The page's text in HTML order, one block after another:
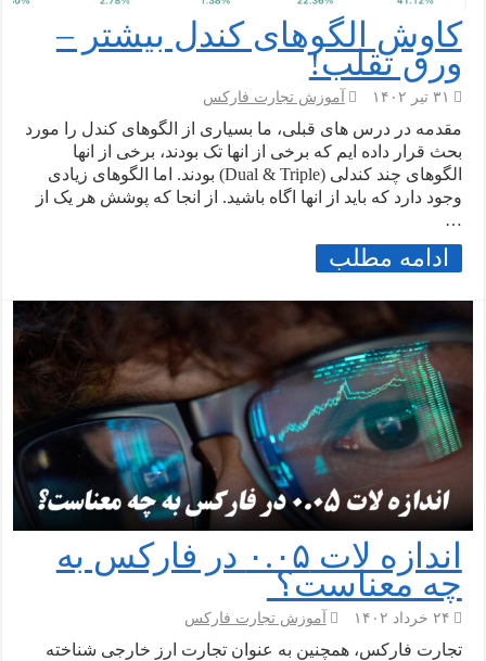
کاوش الگوهای کندل بیشتر –
ورق تقلب!
۳۱ تیر ۱۴۰۲ آموزش تجارت فارکس
مقدمه در درس های قبلی، ما بسیاری از الگوهای کندل را مورد
بحث قرار داده ایم که برخی از انها تک بودند، برخی از انها
الگوهای چند کندلی (Dual & Triple) بودند. اما الگوهای زیادی
وجود دارد که باید از انها اگاه باشید. از انجا که پوشش هر یک از
…
ادامه مطلب
اندازه لات ۰.۰۵ در فارکس به
چه معناست؟
۲۴ خرداد ۱۴۰۲ آموزش تجارت فارکس
تجارت فارکس، همچنین به عنوان تجارت ارز خارجی شناخته